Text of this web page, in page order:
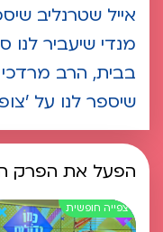
אייל שטרנליב
מנדי שיעביר לנו
בבית, הרב מרדכי
שיספר לנו על
הפעל את הפרק